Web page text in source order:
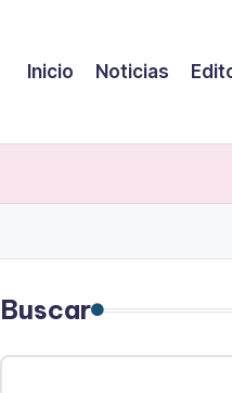
Inicio Noticias
Buscar